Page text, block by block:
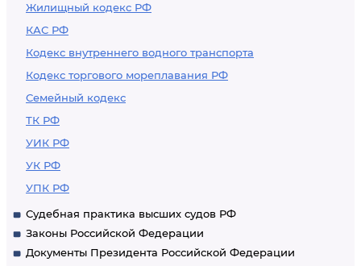
Жилищный кодекс РФ
КАС РФ
Кодекс внутреннего водного транспорта
Кодекс торгового мореплавания РФ
Семейный кодекс
ТК РФ
УИК РФ
УК РФ
УПК РФ
Судебная практика высших судов РФ
Законы Российской Федерации
Документы Президента Российской Федерации